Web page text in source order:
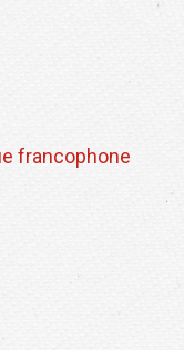
francophone